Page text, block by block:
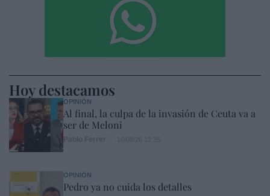
Hoy destacamos
OPINIÓN
Al final, la culpa de la invasión de Ceuta va a
ser de Meloni
OPINIÓN
Pedro ya no cuida los detalles